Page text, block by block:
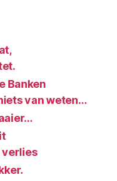
Banken
van weten…